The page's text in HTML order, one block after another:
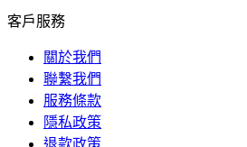
客戶服務
關於我們
聯繫我們
服務條款
隱私政策
退款政策